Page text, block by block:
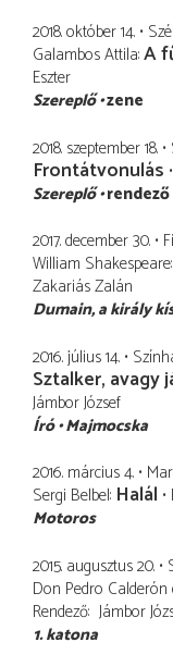
2018. október 14.
Galambos Attila A
Eszter
Szereplő zene
2018. szeptember 18.
Frontátvonulás
Szereplő rendező
2017. december 30.
William Shakespeare
Zakariás Zalán
Dumain a király
2016. július 14.
Sztalker, avagy
Jámbor József
Író Majmocska
2016. március 4.
Sergi Belbel Halál
Motoros
2015. augusztus 20.
Don Pedro
Rendező Jámbor
1. katona